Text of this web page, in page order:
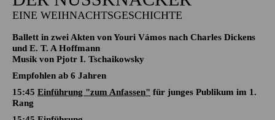
Aalto-Theater
DER NUSSKNACKER
EINE WEIHNACHTSGESCHICHTE
Ballett in zwei Akten von Youri Vámos nach Charles Dickens
Musik von Pjotr I. Tschaikowsky